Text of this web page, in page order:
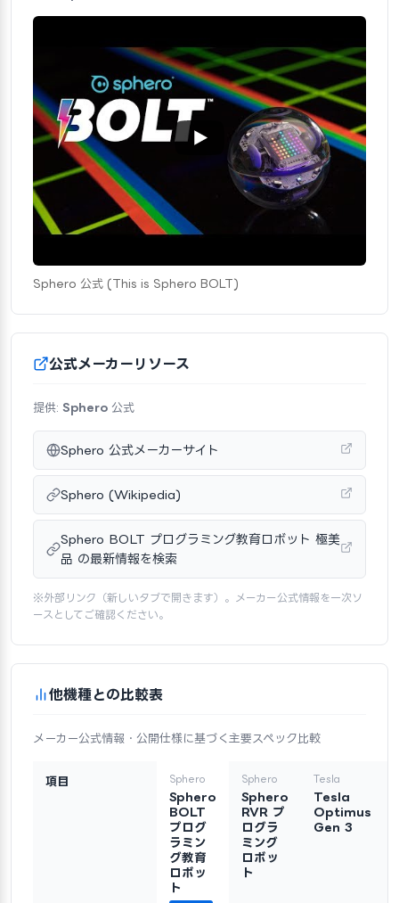
Sphero 公式 (This is Sphero BOLT)
公式メーカーリソース
提供: Sphero 公式
Sphero 公式メーカーサイト
Sphero (Wikipedia)
Sphero BOLT プログラミング教育ロボット 極美
品 の最新情報を検索
※外部リンク（新しいタブで開きます）。メーカー公式情報を一次ソ
ースとしてご確認ください。
他機種との比較表
メーカー公式情報・公開仕様に基づく主要スペック比較
項目 Sphero
Sphero
BOLT
プログ
ラミン
グ教育
ロボッ
ト
Sphero
Sphero
RVR プ
ログラ
ミング
ロボッ
ト
Tesla
Tesla
Optimus
Gen 3